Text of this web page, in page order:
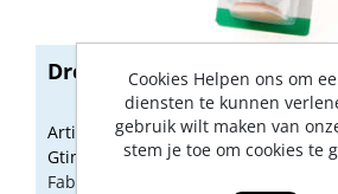
Dremel Slijpstift
Artikelnummer: 1712345
Gtin: 8710364008148
Fabrikant artikel nummer:
Cookies Helpen ons om
diensten te kunnen
gebruik wilt maken van
stem je toe om cookies te